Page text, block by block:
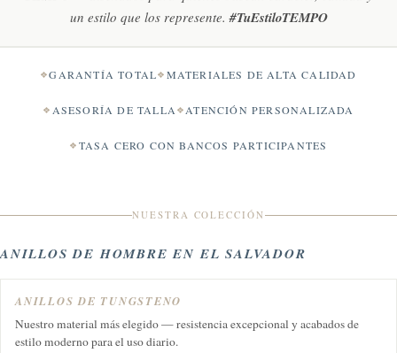
un estilo que los represente.#TuEstiloTEMPO
GARANTÍA TOTAL MATERIALES DE ALTA CALIDAD
ASESORÍA DE TALLA ATENCIÓN PERSONALIZADA
TASA CERO CON BANCOS PARTICIPANTES
NUESTRA COLECCIÓN
ANILLOS DE HOMBRE EN EL SALVADOR
ANILLOS DE TUNGSTENO
Nuestro material más elegido — resistencia excepcional y acabados de
estilo moderno para el uso diario.